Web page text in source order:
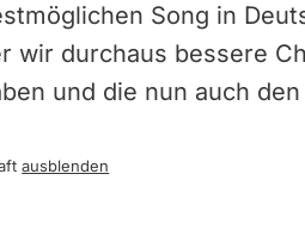
Song in
wir durchaus bessere
und die nun auch
ausblenden